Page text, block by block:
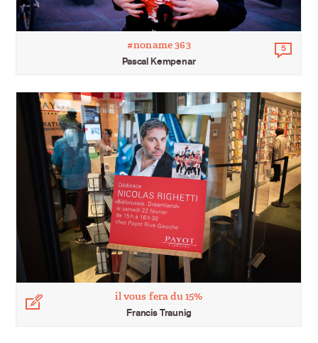
#noname 363
Pascal Kempenar
5
il vous fera du 15%
Francis Traunig